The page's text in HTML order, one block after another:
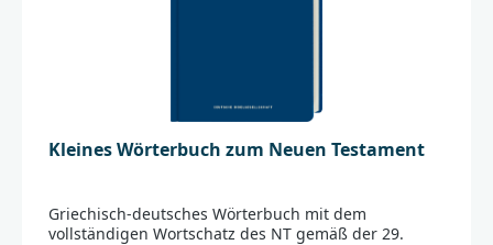
Kleines Wörterbuch zum Neuen Testament
Griechisch-deutsches Wörterbuch mit dem
vollständigen Wortschatz des NT gemäß der 29.